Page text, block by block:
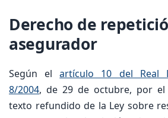
Derecho de
asegurador
Según elartículo 10 del Real
8/2004, de 29 de octubre, por
texto refundido de la Ley sobre